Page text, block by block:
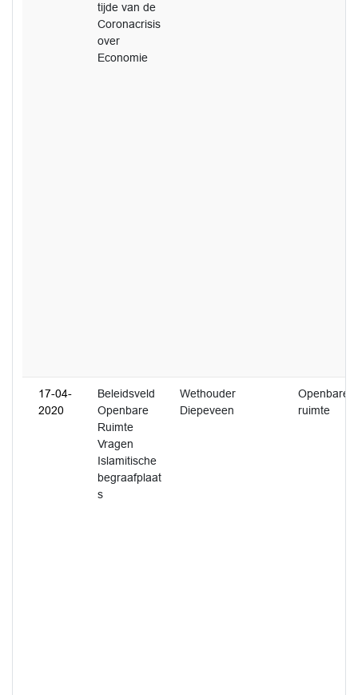
tijde van de
Coronacrisis
over
Economie
17-04-
2020
Beleidsveld
Openbare
Ruimte
Vragen
Islamitische
begraafplaat
s
Wethouder
Diepeveen
Openbare
ruimte